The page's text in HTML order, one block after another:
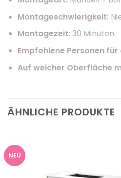
Montageschwierigkeit:
Montagezeit: 30 Minuten
Empfohlene Personen
Auf weicher Oberfläche
ÄHNLICHE PRODUKTE
NEU